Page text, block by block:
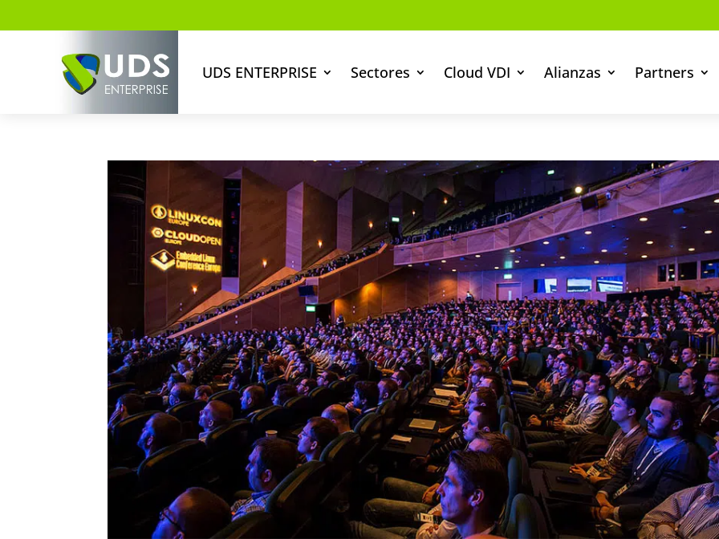
UDS ENTERPRISE Sectores Cloud VDI Alianzas Partners